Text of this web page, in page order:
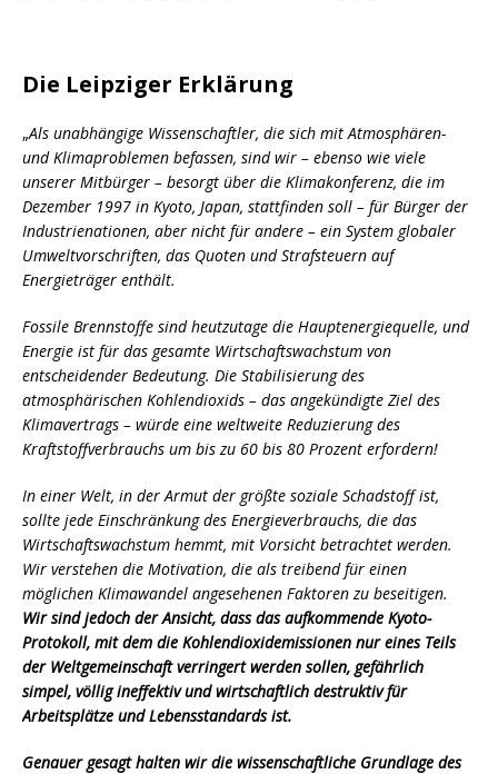
Die Leipziger Erklärung
„Als unabhängige Wissenschaftler, die sich mit Atmosphären-
und Klimaproblemen befassen, sind wir – ebenso wie viele
unserer Mitbürger – besorgt über die Klimakonferenz, die im
Dezember 1997 in Kyoto, Japan, stattfinden soll – für Bürger der
Industrienationen, aber nicht für andere – ein System globaler
Umweltvorschriften, das Quoten und Strafsteuern auf
Energieträger enthält.
Fossile Brennstoffe sind heutzutage die Hauptenergiequelle, und
Energie ist für das gesamte Wirtschaftswachstum von
entscheidender Bedeutung. Die Stabilisierung des
atmosphärischen Kohlendioxids – das angekündigte Ziel des
Klimavertrags – würde eine weltweite Reduzierung des
Kraftstoffverbrauchs um bis zu 60 bis 80 Prozent erfordern!
In einer Welt, in der Armut der größte soziale Schadstoff ist,
sollte jede Einschränkung des Energieverbrauchs, die das
Wirtschaftswachstum hemmt, mit Vorsicht betrachtet werden.
Wir verstehen die Motivation, die als treibend für einen
möglichen Klimawandel angesehenen Faktoren zu beseitigen.
Wir sind jedoch der Ansicht, dass das aufkommende Kyoto-
Protokoll, mit dem die Kohlendioxidemissionen nur eines Teils
der Weltgemeinschaft verringert werden sollen, gefährlich
simpel, völlig ineffektiv und wirtschaftlich destruktiv für
Arbeitsplätze und Lebensstandards ist.
Genauer gesagt halten wir die wissenschaftliche Grundlage des